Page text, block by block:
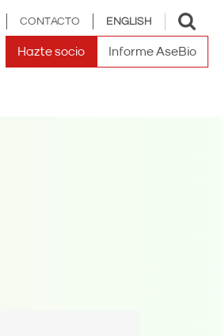
CONTACTO ENGLISH
Toggle
search
Hazte socio Informe AseBio